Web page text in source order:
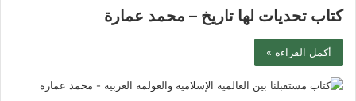
كتاب تحديات لها تاريخ – محمد عمارة
أكمل القراءة »